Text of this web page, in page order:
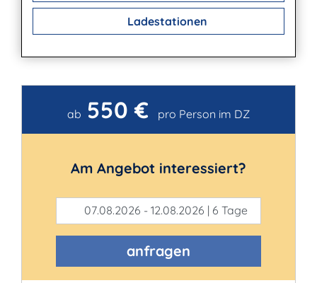
Ladestationen
Kontakt
ab 550 € pro Person im DZ
Am Angebot interessiert?
07.08.2026 - 12.08.2026 | 6 Tage
anfragen